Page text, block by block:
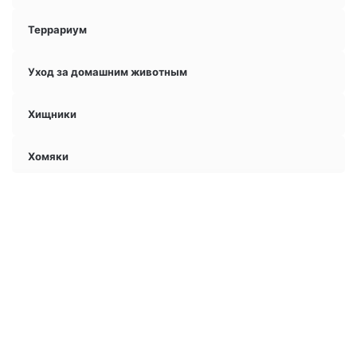
Террариум
Уход за домашним животным
Хищники
Хомяки